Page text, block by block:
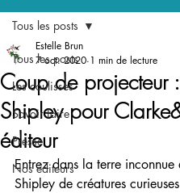
Tous les posts
Les coulisses
Savoir faire
Presse
Nos éditeurs
Tous les posts
Coup de projecteur
Shipley pour
éditeur
Estelle Brun
7 oct. 2020 1 min de lecture
Entrez dans la terre inconnue
Shipley de créatures